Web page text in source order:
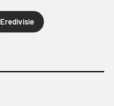
Eredivisie